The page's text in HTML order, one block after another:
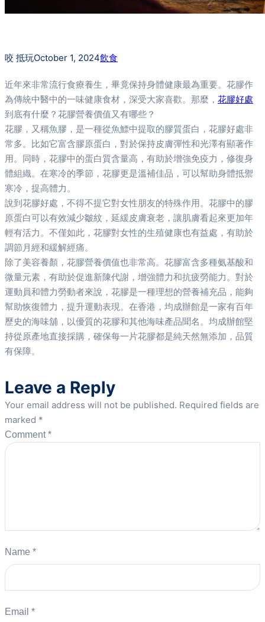
咬 抵玩October 1, 2024飲食
近年來非常流行食療養生，畢竟保持身體健康最為重要。花膠作
為傳統中醫中的一味健康食材，深受大家喜歡。那麼， 花膠好處
到底有什麼？花膠營養價值又有哪些？
花膠，又稱魚膠，是一種從魚鰾中提取的膠質蛋白，花膠好處非
常多。比如它富含膠原蛋白，對於保持皮膚彈性和光澤有顯著作
用。同時，花膠中的蛋白質含量高，有助於增強免疫力，修復身
體組織。在寒冷的季節，花膠更是溫補佳品，可以幫助身體抵禦
寒冷，提高體力。
說到花膠好處，不得不提它對女性朋友的特殊作用。花膠中的膠
原蛋白可以有效減少皺紋，延緩皮膚衰老，讓肌膚看起來更加年
輕有活力。不僅如此，花膠對女性的生殖健康也有益處，有助於
調節月經和緩解經痛。
除了美容養顏，花膠營養價值也非常高。花膠富含多種氨基酸和
微量元素，有助於促進新陳代謝，增強體力和抗疲勞能力。對於
運動員和體力勞動者來說，花膠是一種理想的營養補充品，能夠
幫助恢復體力，提升運動表現。在香港，均成辦館是一家有百年
歷史的海味舖，以優質的花膠和其他海味產品聞名。均成辦館堅
持從原產地直接採購，確保每一片花膠都是純天然無添加，品質
有保障。
Leave a Reply
Your email address will not be published. Required fields are
marked *
Comment*
Name *
Email *